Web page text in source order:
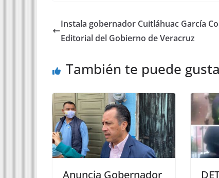
Instala gobernador Cuitláhuac García
Editorial del Gobierno de Veracruz
También te puede
Anuncia Gobernador